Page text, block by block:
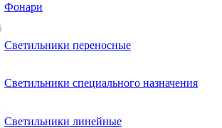
Фонари
Светильники переносные
Светильники специального назначения
Светильники линейные